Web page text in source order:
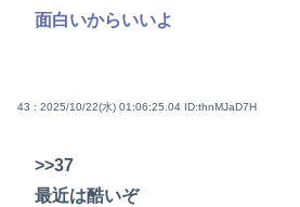
面白いからいいよ
43 : 2025/10/22(水) 01:06:25.04 ID:thnMJaD7H
>>37
最近は酷いぞ